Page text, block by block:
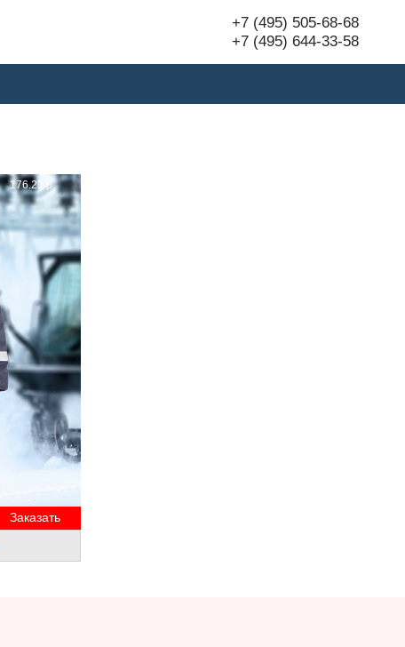
+7 (495) 505-68-68
+7 (495) 644-33-58
Заказать
176.23 р.